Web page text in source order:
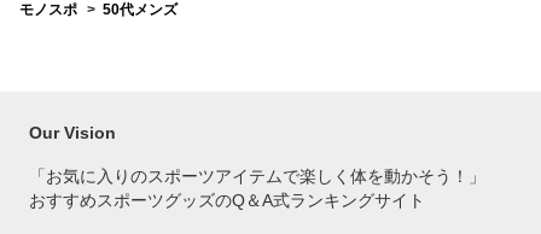
モノスポ 50代メンズ
Our Vision
「お気に入りのスポーツアイテムで楽しく体を動かそう！」
おすすめスポーツグッズのQ＆A式ランキングサイト